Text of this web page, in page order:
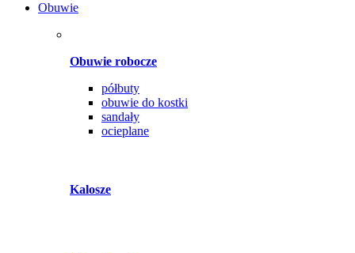
Obuwie
Obuwie robocze
półbuty
obuwie do kostki
sandały
ocieplane
Kalosze